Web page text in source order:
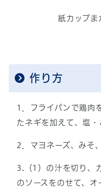
紙カップまたは
作り方
1．フライパンで鶏肉
たネギを加えて、塩・
2．マヨネーズ、みそ
3.（1）の汁を切り、
のソースをのせて、オ